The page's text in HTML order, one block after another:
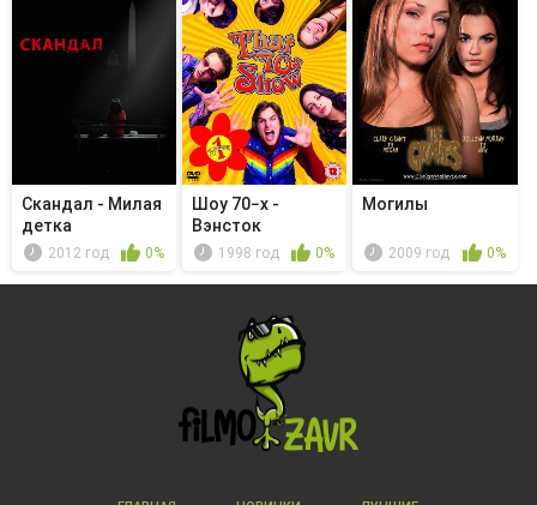
Скандал - Милая
детка
2012 год 0%
Шоу 70−х -
Вэнсток
1998 год 0%
Могилы
2009 год 0%